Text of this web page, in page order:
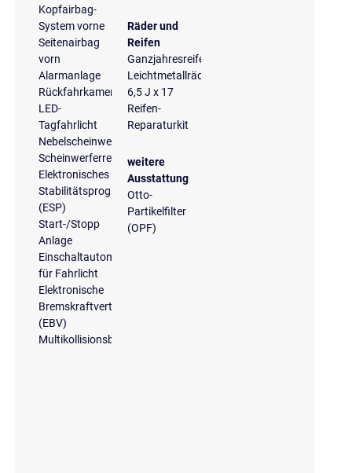
Kopfairbag-
System vorne
Seitenairbag
vorn
Alarmanlage
Rückfahrkamera
LED-
Tagfahrlicht
Nebelscheinwerfer
Scheinwerferreinigungsanlage
Elektronisches
Stabilitätsprogramm
(ESP)
Start-/Stopp
Anlage
Einschaltautomatik
für Fahrlicht
Elektronische
Bremskraftverteilung
(EBV)
Multikollisionsbremse
Räder und
Reifen
Ganzjahresreifen
Leichtmetallräder
6,5 J x 17
Reifen-
Reparaturkit
weitere
Ausstattung
Otto-
Partikelfilter
(OPF)